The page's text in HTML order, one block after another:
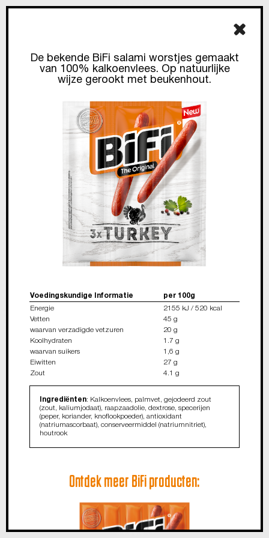
De bekende BiFi salami worstjes gemaakt
van 100% kalkoenvlees. Op natuurlijke
wijze gerookt met beukenhout.
Voedingskundige Informatie
per 100g
Energie
2155 kJ / 520 kcal
Vetten
45 g
waarvan verzadigde vetzuren
20 g
Koolhydraten
1.7 g
waarvan suikers
1,6 g
Eiwitten
27 g
Zout
4.1 g
Ingrediënten: Kalkoenvlees, palmvet, gejodeerd zout
(zout, kaliumjodaat), raapzaadolie, dextrose, specerijen
(peper, koriander, knoflookpoeder), antioxidant
(natriumascorbaat), conserveermiddel (natriumnitriet),
houtrook
Ontdek meer BiFi producten: